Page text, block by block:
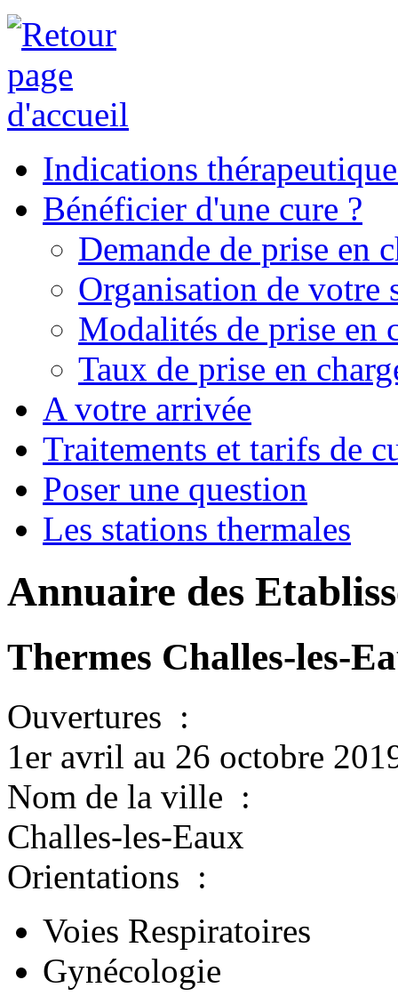
Indications
Bénéficier d'une cure ?
Demande de prise en
Organisation de votre
Modalités de prise en
Taux de prise en
A votre arrivée
Traitements et tarifs de
Poser une question
Les stations thermales
Annuaire des
Thermes Challes-les-
Ouvertures :
1er avril au 26 octobre
Nom de la ville :
Challes-les-Eaux
Orientations :
Voies Respiratoires
Gynécologie